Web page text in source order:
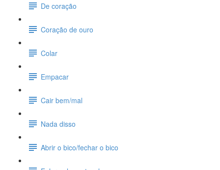
De coração
Coração de ouro
Colar
Empacar
Cair bem/mal
Nada disso
Abrir o bico/fechar o bico